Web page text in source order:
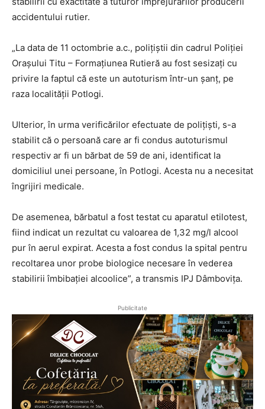
accidentului rutier.
„La data de 11 octombrie a.c., polițiștii din cadrul Poliției
Orașului Titu – Formațiunea Rutieră au fost sesizați cu
privire la faptul că este un autoturism într-un șanț, pe
raza localității Potlogi.
Ulterior, în urma verificărilor efectuate de polițiști, s-a
stabilit că o persoană care ar fi condus autoturismul
respectiv ar fi un bărbat de 59 de ani, identificat la
domiciliul unei persoane, în Potlogi. Acesta nu a necesitat
îngrijiri medicale.
De asemenea, bărbatul a fost testat cu aparatul etilotest,
fiind indicat un rezultat cu valoarea de 1,32 mg/l alcool
pur în aerul expirat. Acesta a fost condus la spital pentru
recoltarea unor probe biologice necesare în vederea
stabilirii îmbibației alcoolice”, a transmis IPJ Dâmbovița.
Publicitate